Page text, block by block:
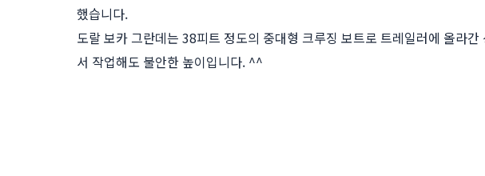
했습니다.
도랄 보카 그란데는 38피트 정도의 중대형 크루징 보트로 트레일러에 올라
서 작업해도 불안한 높이입니다. ^^